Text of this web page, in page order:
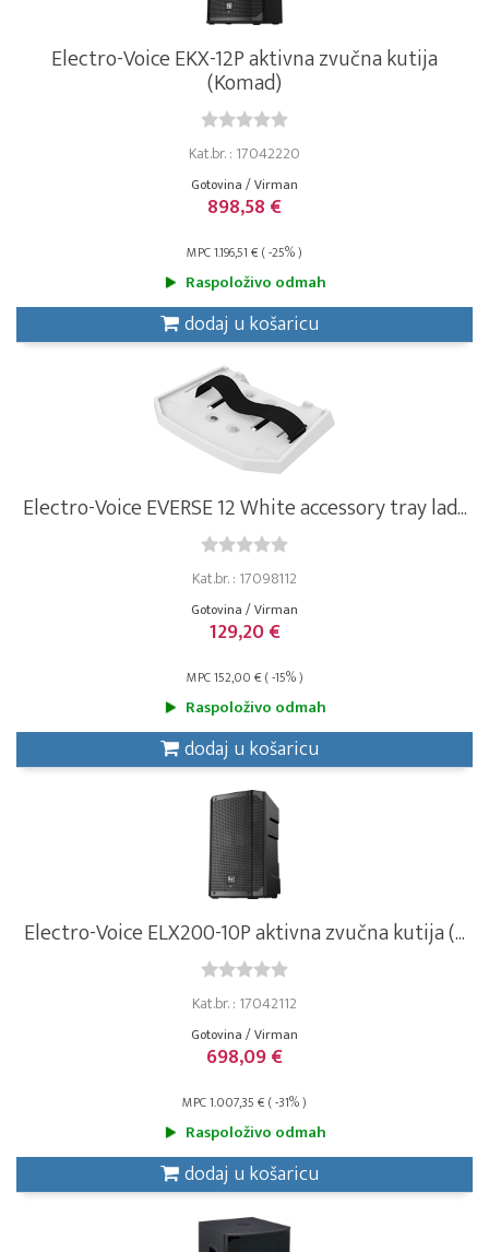
Electro-Voice EKX-12P aktivna zvučna kutija
(Komad)
Kat.br. : 17042220
Gotovina / Virman
898,58 €
MPC 1.196,51 € ( -25% )
Raspoloživo odmah
dodaj u košaricu
Electro-Voice EVERSE 12 White accessory tray lad...
Kat.br. : 17098112
Gotovina / Virman
129,20 €
MPC 152,00 € ( -15% )
Raspoloživo odmah
dodaj u košaricu
Electro-Voice ELX200-10P aktivna zvučna kutija (...
Kat.br. : 17042112
Gotovina / Virman
698,09 €
MPC 1.007,35 € ( -31% )
Raspoloživo odmah
dodaj u košaricu